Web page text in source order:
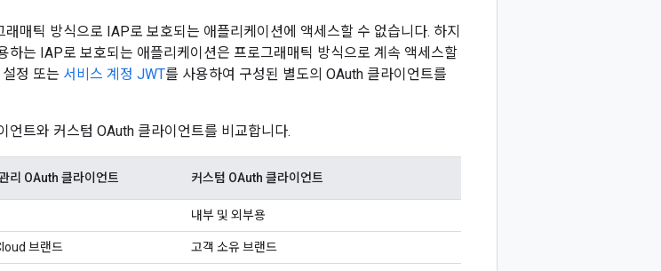
매틱 방식으로 IAP로 보호되는 애플리케이션에 액세스할 수 없습니다. 하지
하는 IAP로 보호되는 애플리케이션은 프로그래매틱 방식으로 계속 액세스할
설정 또는 서비스 계정 JWT를 사용하여 구성된 별도의 OAuth 클라이언트를
언트와 커스텀 OAuth 클라이언트를 비교합니다.
리 OAuth 클라이언트 커스텀 OAuth 클라이언트
내부 및 외부용
브랜드 고객 소유 브랜드